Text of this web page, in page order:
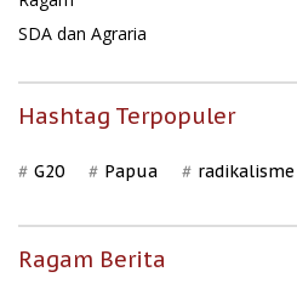
SDA dan Agraria
Hashtag Terpopuler
G20 Papua radikalisme
Ragam Berita